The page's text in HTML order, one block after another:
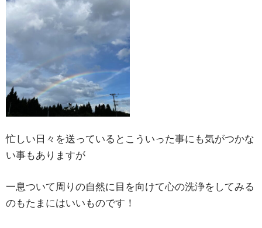
忙しい日々を送っているとこういった事にも気がつかな
い事もありますが
一息ついて周りの自然に目を向けて心の洗浄をしてみる
のもたまにはいいものです！